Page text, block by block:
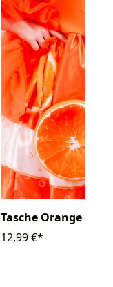
Tasche Orange
12,99 €*